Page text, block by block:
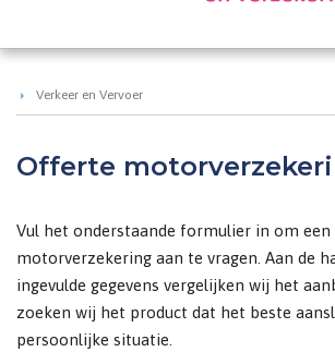
Verkeer en Vervoer
Offerte
Vul het onderstaande formulier in om
motorverzekering aan te vragen. Aan de
ingevulde gegevens vergelijken wij het
zoeken wij het product dat het beste
persoonlijke situatie.